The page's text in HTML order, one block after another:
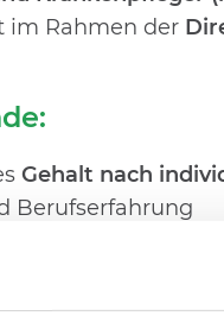
im Rahmen der
Gehalt nach
Berufserfahrung